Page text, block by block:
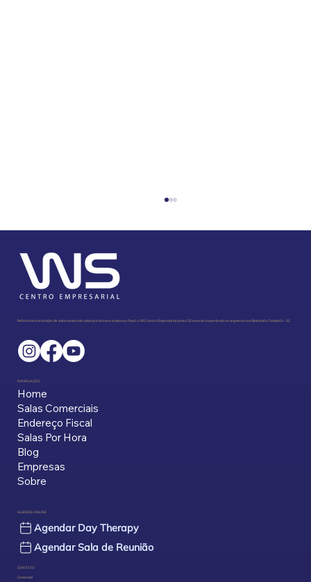
Endereço Fiscal: Para Quem é, Por Que
Referência em locação de salas comerciais, salas privativas e endereço fiscal, o WS Centro Empresarial possui 20 anos de experiência no segmento em Balneário Camboriú - SC.
NAVEGAÇÃO
Home
Salas Comerciais
Endereço Fiscal
Salas Por Hora
Blog
Empresas
Sobre
AGENDE ONLINE
Agendar Day Therapy
Agendar Sala de Reunião
CONTATO
Comercial